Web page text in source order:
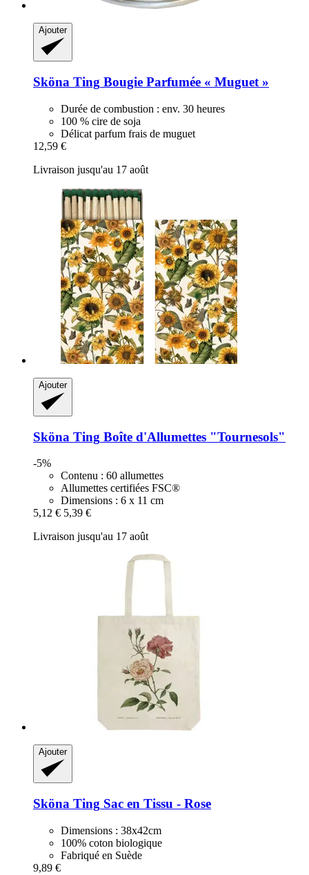
Ajouter
Sköna Ting Bougie Parfumée « Muguet »
Durée de combustion : env. 30 heures
100 % cire de soja
Délicat parfum frais de muguet
12,59 €
Livraison jusqu'au 17 août
Ajouter
Sköna Ting Boîte d'Allumettes "Tournesols"
-5%
Contenu : 60 allumettes
Allumettes certifiées FSC®
Dimensions : 6 x 11 cm
5,12 € 5,39 €
Livraison jusqu'au 17 août
Ajouter
Sköna Ting Sac en Tissu -​ Rose
Dimensions : 38x42cm
100% coton biologique
Fabriqué en Suède
9,89 €